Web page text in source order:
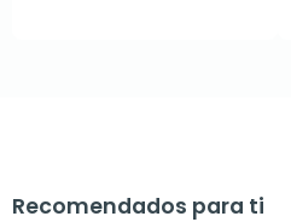
Recomendados para ti